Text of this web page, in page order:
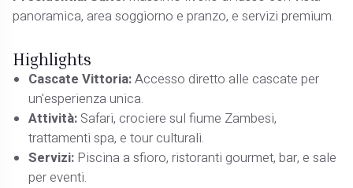
panoramica, area soggiorno e pranzo, e servizi premium.
Highlights
Cascate Vittoria:Accesso diretto alle cascate per
un'esperienza unica.
Attività: Safari, crociere sul fiume Zambesi,
trattamenti spa, e tour culturali.
Servizi: Piscina a sfioro, ristoranti gourmet, bar, e sale
per eventi.